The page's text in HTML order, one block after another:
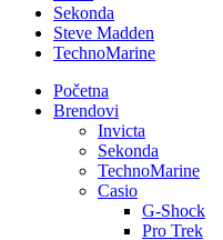
Sekonda
Steve Madden
TechnoMarine
Početna
Brendovi
Invicta
Sekonda
TechnoMarine
Casio
G-Shock
Pro Trek